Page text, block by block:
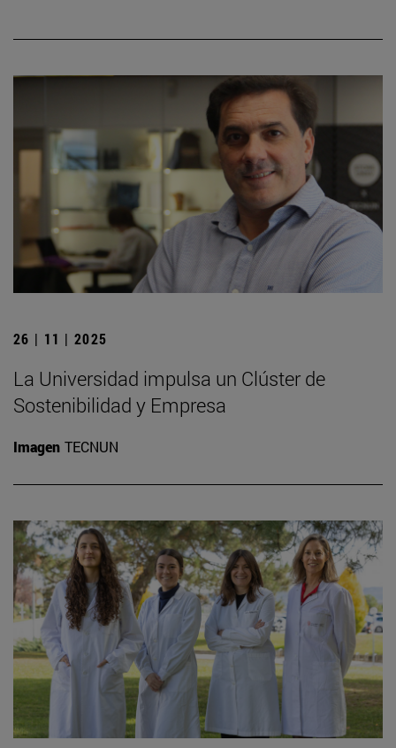
26 | 11 | 2025
La Universidad impulsa un Clúster de
Sostenibilidad y Empresa
Imagen TECNUN